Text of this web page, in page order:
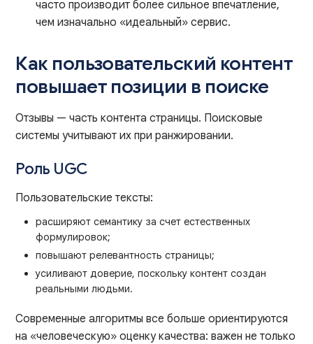
часто производит более сильное впечатление,
чем изначально «идеальный» сервис.
Как пользовательский контент
повышает позиции в поиске
Отзывы — часть контента страницы. Поисковые
системы учитывают их при ранжировании.
Роль UGC
Пользовательские тексты:
расширяют семантику за счет естественных
формулировок;
повышают релевантность страницы;
усиливают доверие, поскольку контент создан
реальными людьми.
Современные алгоритмы все больше ориентируются
на «человеческую» оценку качества: важен не только